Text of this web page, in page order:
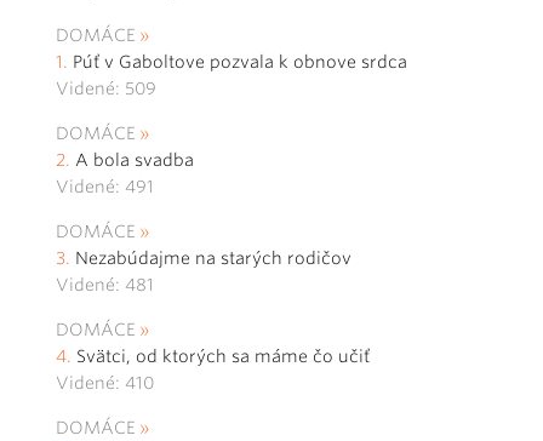
DOMÁCE
Púť v Gaboltove pozvala k obnove srdca
Videné: 509
DOMÁCE
A bola svadba
Videné: 491
DOMÁCE
Nezabúdajme na starých rodičov
Videné: 481
DOMÁCE
Svätci, od ktorých sa máme čo učiť
Videné: 410
DOMÁCE